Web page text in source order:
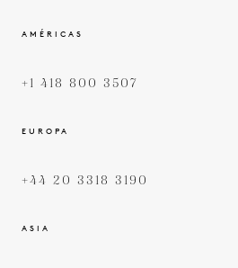
AMÉRICAS
+1 418 800 3507
EUROPA
+44 20 3318 3190
ASIA